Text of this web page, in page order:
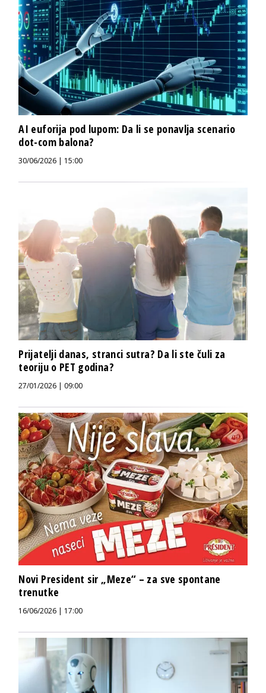
AI euforija pod lupom: Da li se ponavlja scenario
dot-com balona?
30/06/2026 | 15:00
Prijatelji danas, stranci sutra? Da li ste čuli za
teoriju o PET godina?
27/01/2026 | 09:00
Novi President sir „Meze“ – za sve spontane
trenutke
16/06/2026 | 17:00